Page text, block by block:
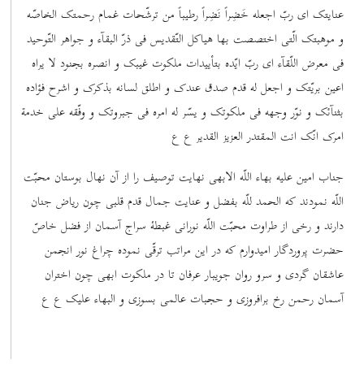
عنایتک ای ربّ اجعله خَضِراً نَضِراً رطیباً من ترشّحات غمام رحمتک الخاصّه
و موهبتک الّتی اختصصت بها هیاکل التّقدیس فی ذرّ البقآء و جواهر التّوحید
فی معرض اللّقآء ای ربّ ایّده بتأییدات ملکوت غیبک و انصره بجنود لا یراه
اعین بریّتک و اجعل له قدم صدق عندک و اطلق لسانه بذکرک و اشرح فؤاده
بثنآئک و نوّر وجهه فی ملکوتک و یسّر له امره فی جبروتک و وفّقه علی خدمة
امرک انّک انت المقتدر العزیز القدیر ع ع
جناب امین علیه بهاء اللّه الابهی نهایت توصیف را از آن نهال بوستان محبّت
اللّه نمودند که الحمد للّه بفضل و عنایت جمال قدم قلبی چون ریاض جنان
دارند و رخی از طراوت محبّت اللّه نورانی غبطۀ سراج آسمان از فضل خاصّ
حضرت پروردگار امیدوارم که در این مراتب ترقّی نموده چراغ نور انجمن
عاشقان گردی و سرو روان جویبار عرفان تا در ملکوت ابهی چون اختران
آسمان رحمن رخ برافروزی و حجبات عالمی بسوزی و البهاء علیک ع ع